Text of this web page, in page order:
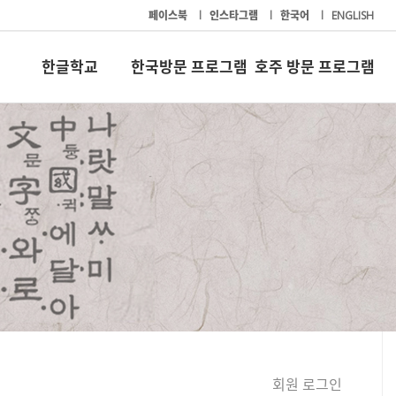
페이스북 l 인스타그램 l 한국어 l ENGLISH
한글학교 한국방문 프로그램 호주 방문 프로그램
회원 로그인